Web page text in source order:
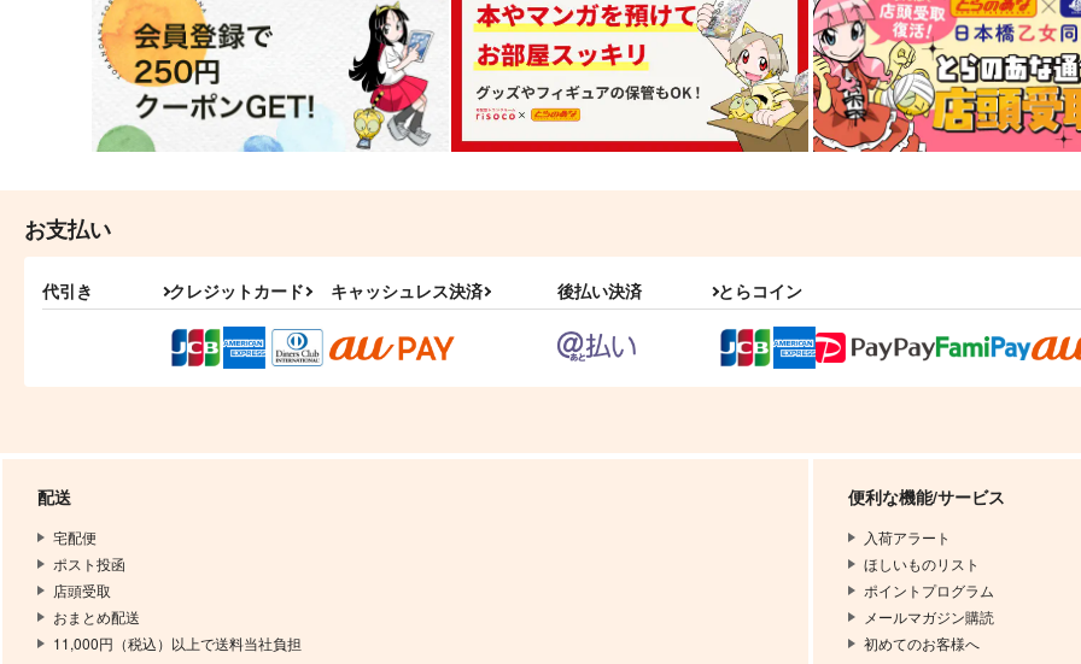
お支払い
代引き クレジットカード キャッシュレス決済 後払い決済 とらコイン
配送
宅配便
ポスト投函
店頭受取
おまとめ配送
11,000円（税込）以上で送料当社負担
便利な機能/サービス
入荷アラート
ほしいものリスト
ポイントプログラム
メールマガジン購読
初めてのお客様へ